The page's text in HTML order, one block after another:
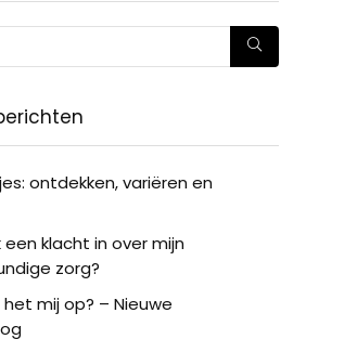
ontdekken, variëren en
een klacht in over mijn
zorg?
mij op? – Nieuwe